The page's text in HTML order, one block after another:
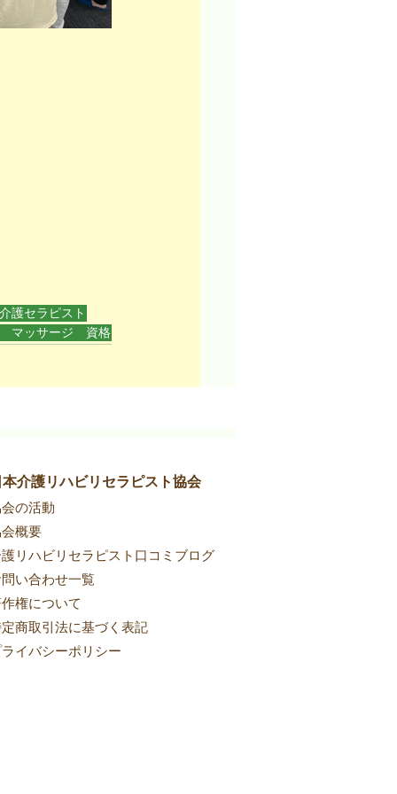
介護セラピスト
マッサージ 資格
本介護リハビリセラピスト協会
の活動
概要
リハビリセラピスト口コミブログ
い合わせ一覧
権について
商取引法に基づく表記
イバシーポリシー​